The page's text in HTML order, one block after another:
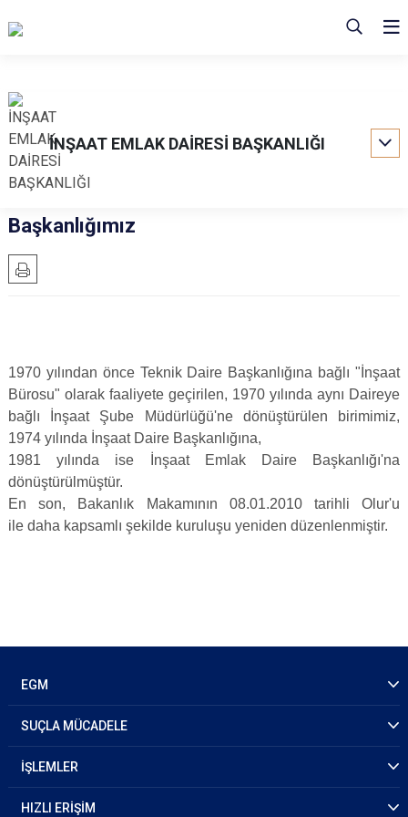
İNŞAAT EMLAK DAİRESİ BAŞKANLIĞI
Başkanlığımız
1970 yılından önce Teknik Daire Başkanlığına bağlı "İnşaat
Bürosu" olarak faaliyete geçirilen, 1970 yılında aynı Daireye
bağlı İnşaat Şube Müdürlüğü'ne dönüştürülen birimimiz,
1974 yılında İnşaat Daire Başkanlığına,
1981 yılında ise İnşaat Emlak Daire Başkanlığı'na
dönüştürülmüştür.
En son, Bakanlık Makamının 08.01.2010 tarihli Olur'u
ile daha kapsamlı şekilde kuruluşu yeniden düzenlenmiştir.
EGM
SUÇLA MÜCADELE
İŞLEMLER
HIZLI ERİŞİM